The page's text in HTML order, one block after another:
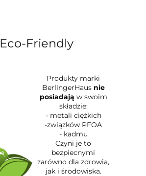
Eco-Friendly
Produkty marki
BerlingerHaus nie
posiadają w swoim
składzie:
- metali ciężkich
-związków PFOA
- kadmu
Czyni je to
bezpiecnymi
zarówno dla zdrowia,
jak i środowiska.